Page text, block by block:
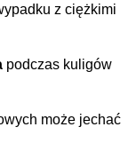
z ciężkimi
podczas kuligów
może jechać